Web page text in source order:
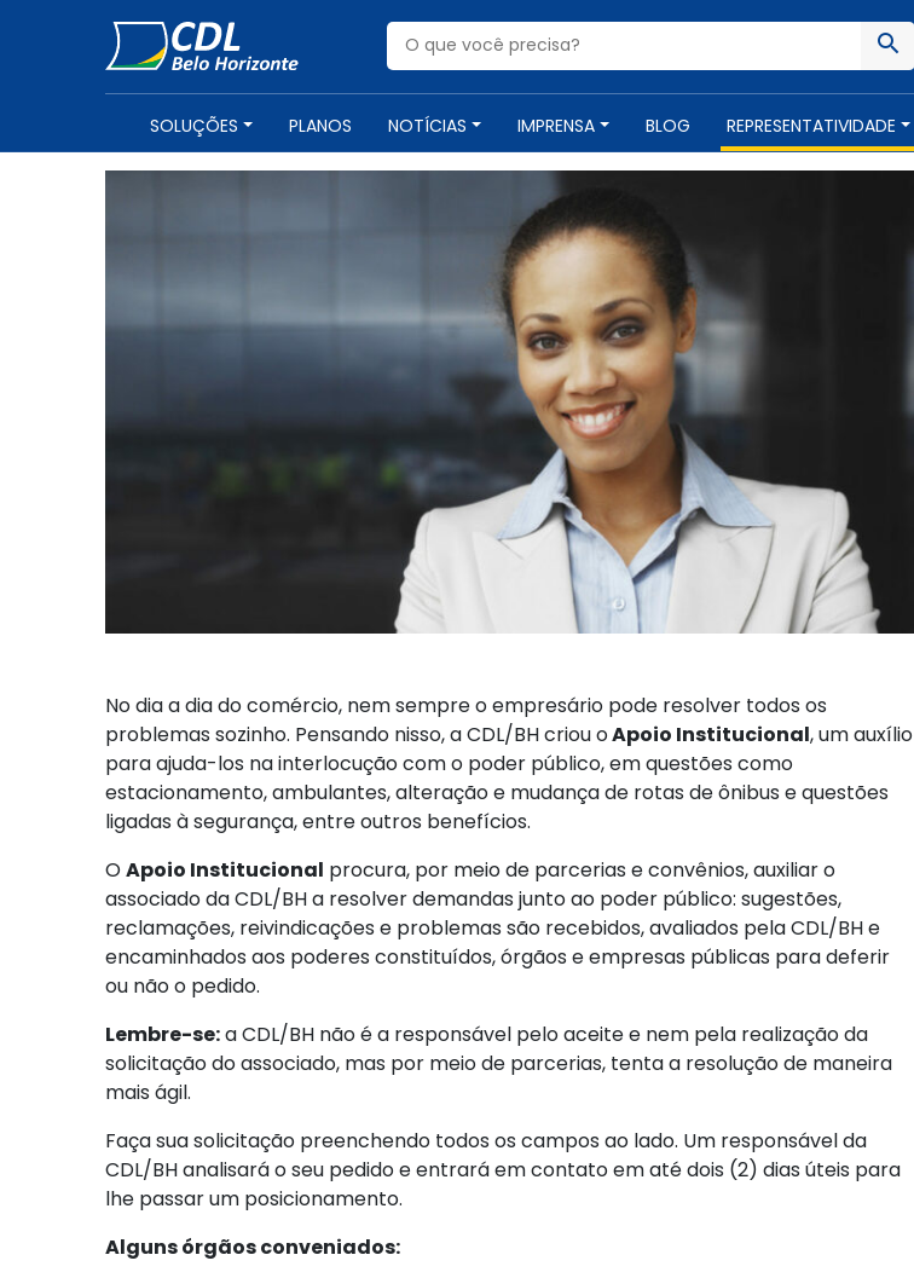
SOLUÇÕES PLANOS NOTÍCIAS IMPRENSA BLOG REPRESENTATIVIDADE
APOIO INSTITUCIONAL
No dia a dia do comércio, nem sempre o empresário pode resolver todos os
problemas sozinho. Pensando nisso, a CDL/BH criou oApoio Institucional, um auxílio
para ajuda-los na interlocução com o poder público, em questões como
estacionamento, ambulantes, alteração e mudança de rotas de ônibus e questões
ligadas à segurança, entre outros benefícios.
OApoio Institucional procura, por meio de parcerias e convênios, auxiliar o
associado da CDL/BH a resolver demandas junto ao poder público: sugestões,
reclamações, reivindicações e problemas são recebidos, avaliados pela CDL/BH e
encaminhados aos poderes constituídos, órgãos e empresas públicas para deferir
ou não o pedido.
Lembre-se:a CDL/BH não é a responsável pelo aceite e nem pela realização da
solicitação do associado, mas por meio de parcerias, tenta a resolução de maneira
mais ágil.
Faça sua solicitação preenchendo todos os campos ao lado. Um responsável da
CDL/BH analisará o seu pedido e entrará em contato em até dois (2) dias úteis para
lhe passar um posicionamento.
Alguns órgãos conveniados: